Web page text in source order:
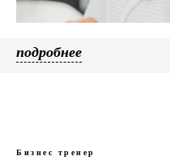
подробнее
Бизнес тренер